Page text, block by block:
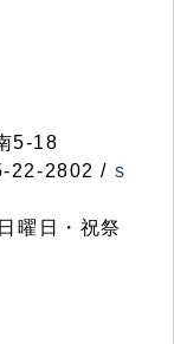
5-18
22-2802 / s
曜日・祝祭